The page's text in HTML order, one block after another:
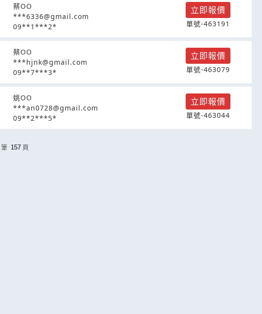
蔡OO
***6336@gmail.com
09**1***2*
立即報價
單號-463191
蔡OO
***hjnk@gmail.com
09**7***3*
立即報價
單號-463079
姚OO
***an0728@gmail.com
09**2***5*
立即報價
單號-463044
筆 157 頁